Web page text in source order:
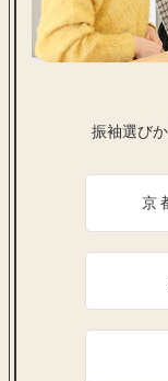
振袖選び
京